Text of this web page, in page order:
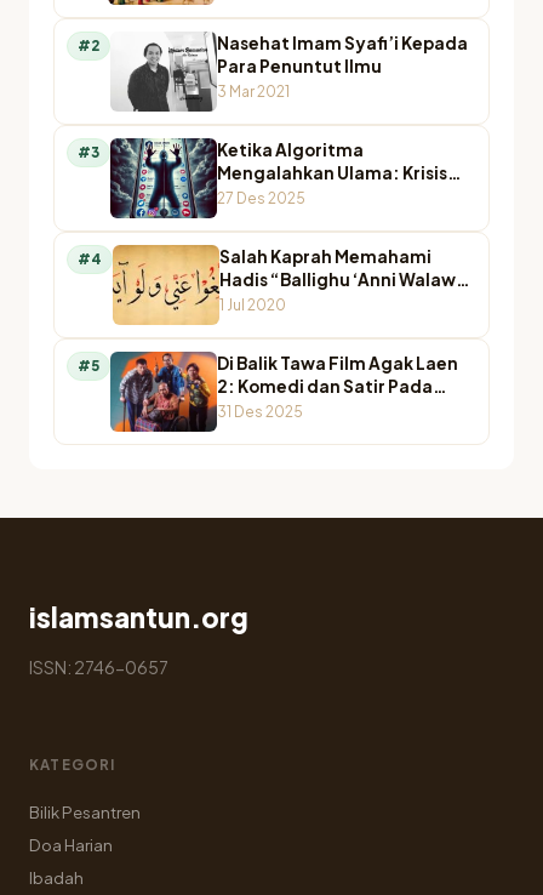
#2
Nasehat Imam Syafi’i Kepada
Para Penuntut Ilmu
3 Mar 2021
#3
Ketika Algoritma
Mengalahkan Ulama: Krisis
Otoritas Keagamaan di
27 Des 2025
#4
Salah Kaprah Memahami
Hadis “Ballighu ‘Anni Walaw
Ayah”
1 Jul 2020
#5
Di Balik Tawa Film Agak Laen
2: Komedi dan Satir Pada
Agamawan
31 Des 2025
islamsantun.org
ISSN: 2746-0657
KATEGORI
Bilik Pesantren
Doa Harian
Ibadah